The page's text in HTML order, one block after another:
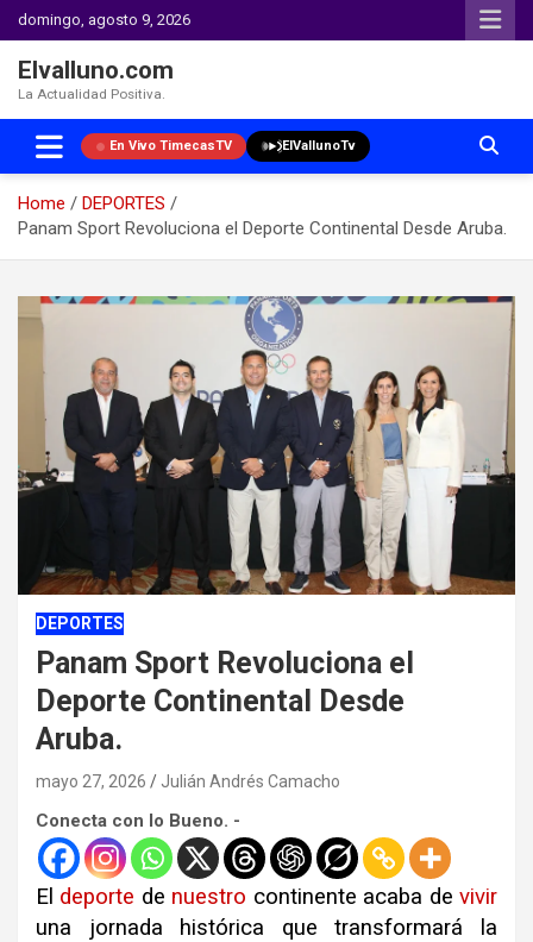
domingo, agosto 9, 2026
Elvalluno.com
La Actualidad Positiva.
En Vivo TimecasTV ElVallunoTv
Home
DEPORTES
Panam Sport Revoluciona el Deporte Continental Desde Aruba.
content
DEPORTES
Panam Sport Revoluciona el
Deporte Continental Desde
Aruba.
mayo 27, 2026 Julián Andrés Camacho
Conecta con lo Bueno. -
El deporte de nuestro continente acaba devivir
una jornada histórica que transformará la